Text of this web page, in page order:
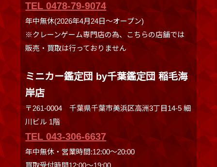
TEL 0478-79-9074
年中無休(2026年4月24日～オープン)
※クレーンゲーム専門店の為、こちらの店舗では
販売・買取は行っておりません
ミニカー鑑定団 by千葉鑑定団 稲毛海
岸店
〒261-0004 千葉県千葉市美浜区高洲3丁目14-5 細
川ビル 1階
TEL 043-306-6637
年中無休・営業時間:12:00〜20:00